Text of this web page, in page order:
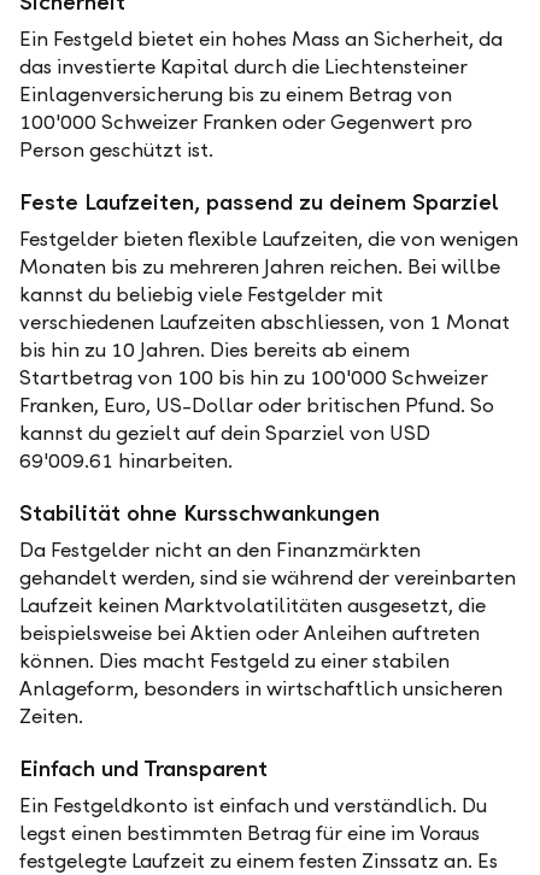
Ein Festgeld bietet ein hohes Mass an Sicherheit, da
das investierte Kapital durch die Liechtensteiner
Einlagenversicherung bis zu einem Betrag von
100'000 Schweizer Franken oder Gegenwert pro
Person geschützt ist.
Feste Laufzeiten, passend zu deinem Sparziel
Festgelder bieten flexible Laufzeiten, die von wenigen
Monaten bis zu mehreren Jahren reichen. Bei willbe
kannst du beliebig viele Festgelder mit
verschiedenen Laufzeiten abschliessen, von 1 Monat
bis hin zu 10 Jahren. Dies bereits ab einem
Startbetrag von 100 bis hin zu 100'000 Schweizer
Franken, Euro, US-Dollar oder britischen Pfund. So
kannst du gezielt auf dein Sparziel von USD
69'009.61 hinarbeiten.
Stabilität ohne Kursschwankungen
Da Festgelder nicht an den Finanzmärkten
gehandelt werden, sind sie während der vereinbarten
Laufzeit keinen Marktvolatilitäten ausgesetzt, die
beispielsweise bei Aktien oder Anleihen auftreten
können. Dies macht Festgeld zu einer stabilen
Anlageform, besonders in wirtschaftlich unsicheren
Zeiten.
Einfach und Transparent
Ein Festgeldkonto ist einfach und verständlich. Du
legst einen bestimmten Betrag für eine im Voraus
festgelegte Laufzeit zu einem festen Zinssatz an. Es